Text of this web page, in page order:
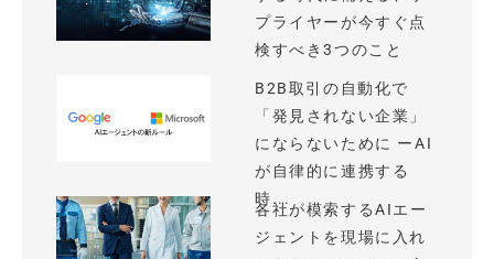
プライヤーが今すぐ点
検すべき3つのこと
B2B取引の自動化で
「発見されない企業」
にならないために ーAI
が自律的に連携する
時...
各社が模索するAIエー
ジェントを現場に入れ